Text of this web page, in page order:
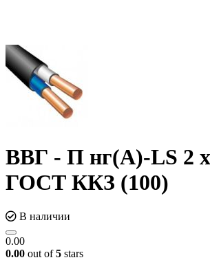
ВВГ - П нг(А)-LS 2
ГОСТ ККЗ (100)
В наличии
0.00
0.00 out of5 stars